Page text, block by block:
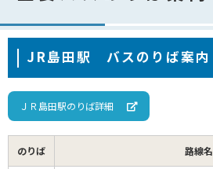
JR島田駅 バスのりば案内
ＪＲ島田駅のりば詳細
のりば 路線名